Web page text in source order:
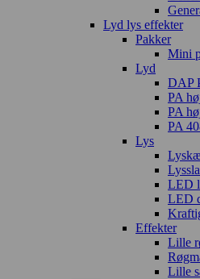
Lyd lys effekter
Pakker
Mini
Lyd
DAP
PA
PA
PA
Lys
LED
LED
Effekter
Lille
Lille